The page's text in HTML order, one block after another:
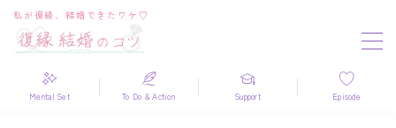
私が復縁、結婚できたワケ♡
MENU
Mental Set To Do & Action Support Episode